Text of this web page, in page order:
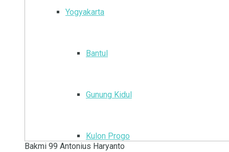
Yogyakarta
Bantul
Gunung Kidul
Kulon Progo
Bakmi 99 Antonius Haryanto